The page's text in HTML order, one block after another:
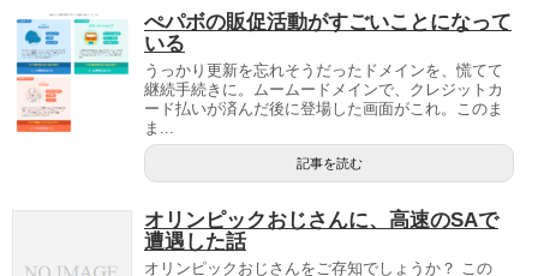
ぺパボの販促活動がすごいことになって
いる
うっかり更新を忘れそうだったドメインを、慌てて
継続手続きに。ムームードメインで、クレジットカ
ード払いが済んだ後に登場した画面がこれ。このま
ま...
記事を読む
オリンピックおじさんに、高速のSAで
遭遇した話
オリンピックおじさんをご存知でしょうか？ この